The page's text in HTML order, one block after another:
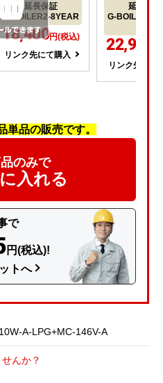
延長保証
G-BOILER2-8YEAR
18,400円(税込)
リンク先にて購入
延長保証
G-BOILER2-
22,900
リンク先にて
単品の販売です。
のみで
入れる
で
円(税込)!
トへ
A-LPG+MC-146V-A
んか？